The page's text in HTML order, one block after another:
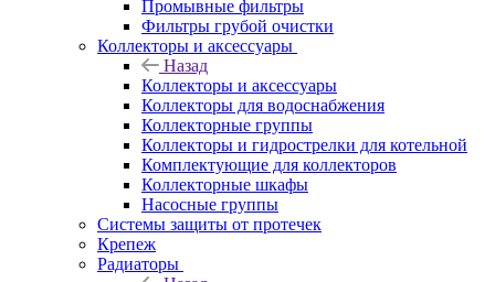
Промывные фильтры
Фильтры грубой очистки
Коллекторы и аксессуары
Назад
Коллекторы и аксессуары
Коллекторы для водоснабжения
Коллекторные группы
Коллекторы и гидрострелки для котельной
Комплектующие для коллекторов
Коллекторные шкафы
Насосные группы
Системы защиты от протечек
Крепеж
Радиаторы